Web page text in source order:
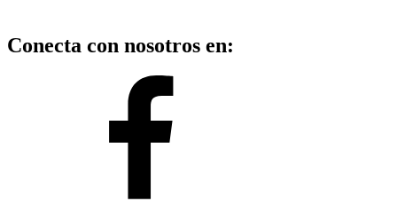
Conecta con nosotros en: